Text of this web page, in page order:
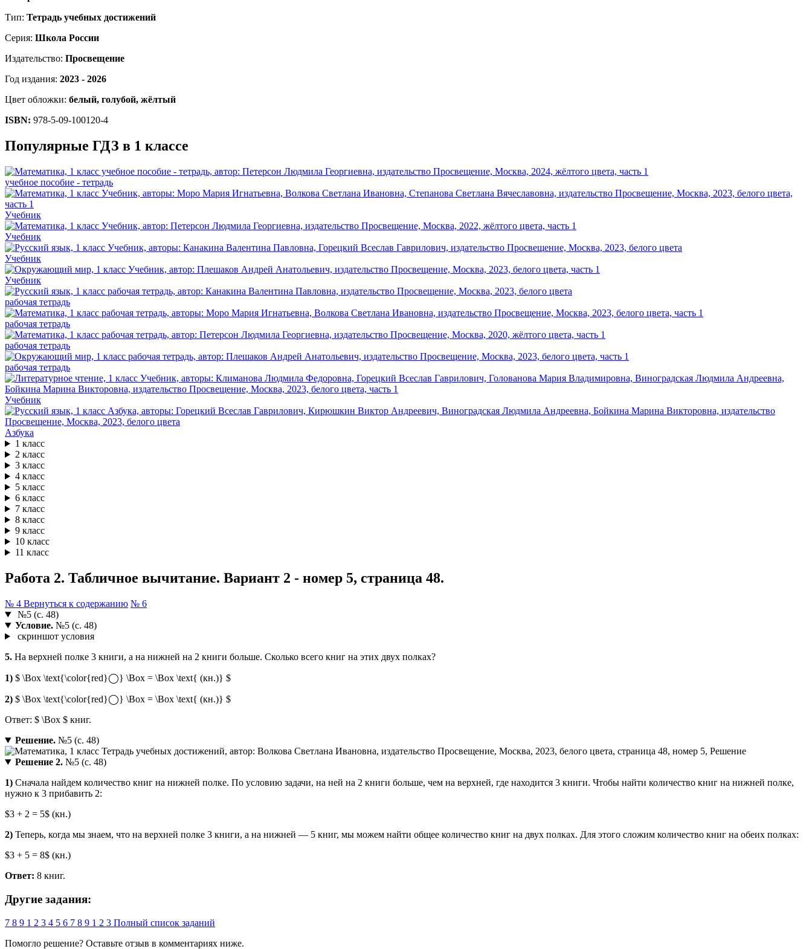
Тип: Тетрадь учебных достижений
Серия: Школа России
Издательство: Просвещение
Год издания: 2023 - 2026
Цвет обложки: белый, голубой, жёлтый
ISBN: 978-5-09-100120-4
Популярные ГДЗ в 1 классе
учебное пособие - тетрадь
Учебник
Учебник
Учебник
Учебник
рабочая тетрадь
рабочая тетрадь
рабочая тетрадь
рабочая тетрадь
Учебник
Азбука
1 класс
2 класс
3 класс
4 класс
5 класс
6 класс
7 класс
8 класс
9 класс
10 класс
11 класс
Работа 2. Табличное вычитание. Вариант 2 - номер 5, страница 48.
№ 4 Вернуться к содержанию № 6
№5 (с. 48)
Условие.№5 (с. 48)
скриншот условия
5. На верхней полке 3 книги, а на нижней на 2 книги больше. Сколько всего книг на этих двух полках?
1) $ \Box \text{\color{red}◯} \Box = \Box \text{ (кн.)} $
2) $ \Box \text{\color{red}◯} \Box = \Box \text{ (кн.)} $
Ответ: $ \Box $ книг.
Решение.№5 (с. 48)
Решение 2.№5 (с. 48)
1) Сначала найдем количество книг на нижней полке. По условию задачи, на ней на 2 книги больше, чем на верхней, где находится 3 книги. Чтобы найти количество книг на нижней полке,
нужно к 3 прибавить 2:
$3 + 2 = 5$ (кн.)
2) Теперь, когда мы знаем, что на верхней полке 3 книги, а на нижней — 5 книг, мы можем найти общее количество книг на двух полках. Для этого сложим количество книг на обеих полках:
$3 + 5 = 8$ (кн.)
Ответ: 8 книг.
Другие задания:
7 8 9 1 2 3 4 5 6 7 8 9 1 2 3 Полный список заданий
Помогло решение? Оставьте отзыв в комментариях ниже.